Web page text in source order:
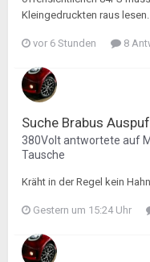
Kleingedruckten raus
vor 6 Stunden 8
Suche Brabus
380Voltantwortete auf
Tausche
Kräht in der Regel kein
Gestern um 15:24 Uhr